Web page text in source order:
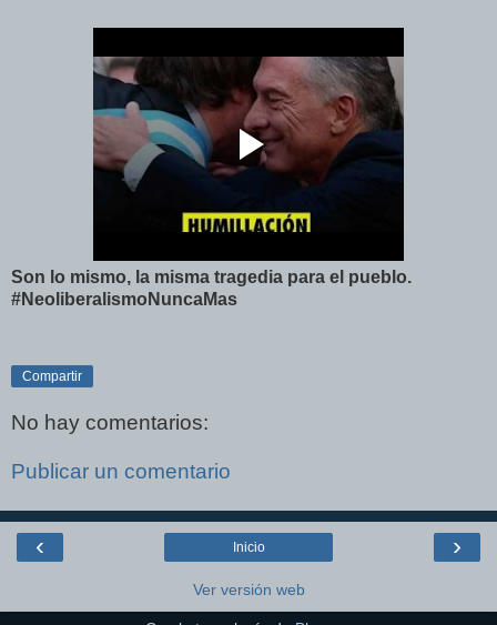
Son lo mismo, la misma tragedia para el pueblo.
#NeoliberalismoNuncaMas
Compartir
No hay comentarios:
Publicar un comentario
‹ ›
Inicio
Ver versión web